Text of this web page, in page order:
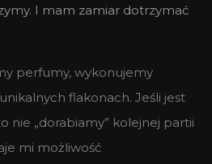
I mam zamiar dotrzymać
perfumy, wykonujemy
flakonach. Jeśli jest
nie „dorabiamy” kolejnej partii
mi możliwość